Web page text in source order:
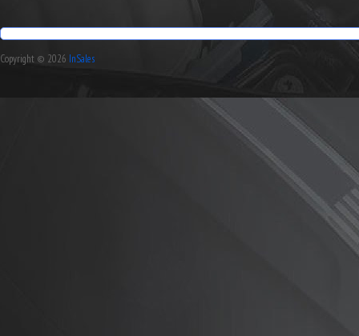
Copyright © 2026 InSales